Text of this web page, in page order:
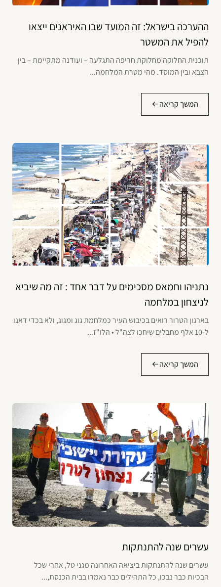
ההערכה בישראל: זה המועד שבו האיראנים ייצאו
להפיל את המשטר
תוכנית החלוקה מחלוקת חריפה התגלעה – ועודנה מתקיימת – בין
הצבא ובין המוסד. מהי מטרת המלחמה...
המשך קריאה
נתניהו וחמאס מסכימים על דבר אחד : זה מה שיביא
לניצחון במלחמה
בארגון הטרור רואים בכיבוש העיר כמלחמת גוג ומגוג, ולא בכדי דאגו
ל-10 אלף מחבלים שיחכו לצה"ל • הלו"ז...
המשך קריאה
עשרים שנה להתנתקות
עשרים שנה להתנתקות ביציאה האחרונה מגני טל, אחרי שכל
הבכיות כבר נבכו, כל התהילים כבר נאמרו בבית הכנסת,...